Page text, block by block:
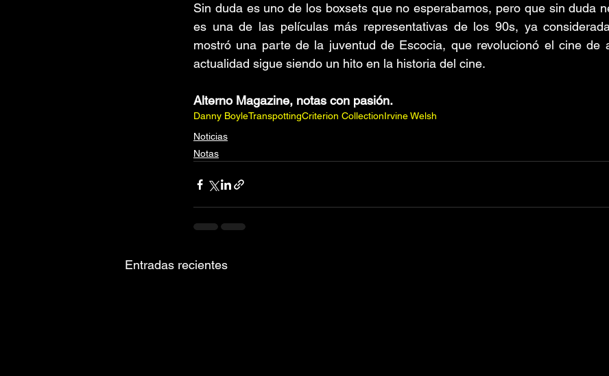
Sin duda es uno de los boxsets que no esperabamos, pero que sin duda
es una de las películas más representativas de los 90s, ya
mostró una parte de la juventud de Escocia, que revolucionó el cine de
actualidad sigue siendo un hito en la historia del cine.
Alterno Magazine, notas con pasión.
Danny BoyleTranspottingCriterion CollectionIrvine Welsh
Noticias
Notas
Entradas recientes